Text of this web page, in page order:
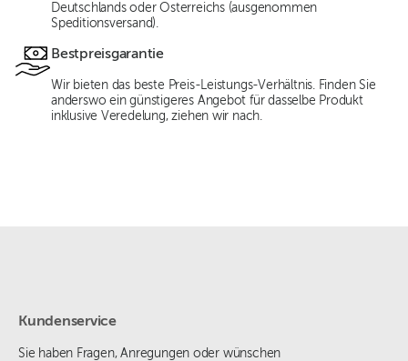
Deutschlands oder Österreichs (ausgenommen
Speditionsversand).
Bestpreisgarantie
Wir bieten das beste Preis-Leistungs-Verhältnis. Finden Sie
anderswo ein günstigeres Angebot für dasselbe Produkt
inklusive Veredelung, ziehen wir nach.
Kundenservice
Sie haben Fragen, Anregungen oder wünschen